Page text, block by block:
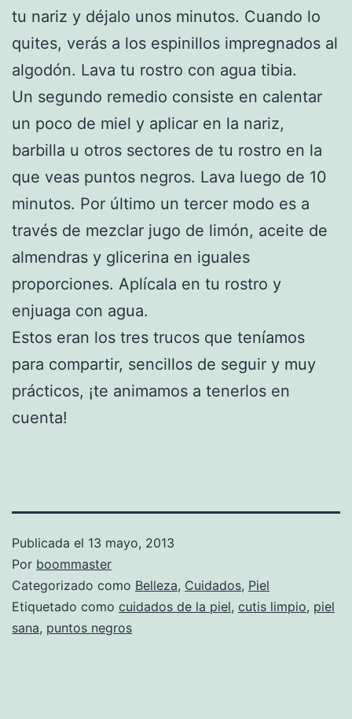
tu nariz y déjalo unos minutos. Cuando lo
quites, verás a los espinillos impregnados al
algodón. Lava tu rostro con agua tibia.
Un segundo remedio consiste en calentar
un poco de miel y aplicar en la nariz,
barbilla u otros sectores de tu rostro en la
que veas puntos negros. Lava luego de 10
minutos. Por último un tercer modo es a
través de mezclar jugo de limón, aceite de
almendras y glicerina en iguales
proporciones. Aplícala en tu rostro y
enjuaga con agua.
Estos eran los tres trucos que teníamos
para compartir, sencillos de seguir y muy
prácticos, ¡te animamos a tenerlos en
cuenta!
Publicada el 13 mayo, 2013
Por boommaster
Categorizado como Belleza, Cuidados, Piel
Etiquetado como cuidados de la piel, cutis limpio, piel
sana, puntos negros